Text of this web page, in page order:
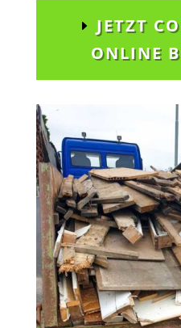
JETZT
ONLINE